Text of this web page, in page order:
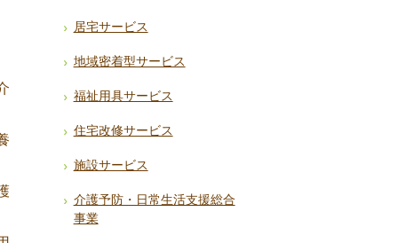
居宅サービス
地域密着型サービス
福祉用具サービス
住宅改修サービス
施設サービス
介護予防・日常生活支援総合
事業